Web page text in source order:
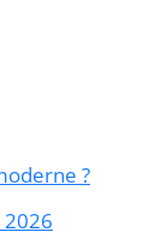
?
2026